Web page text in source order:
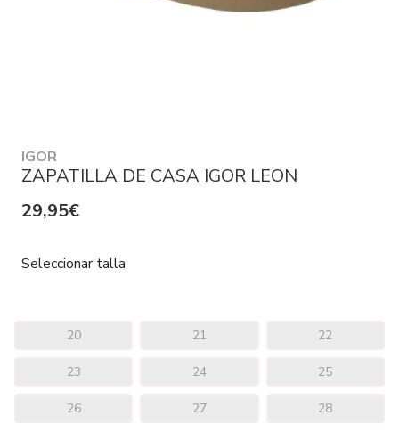
IGOR
ZAPATILLA DE CASA IGOR LEON
29,95€
Seleccionar talla
20 21 22
23 24 25
26 27 28